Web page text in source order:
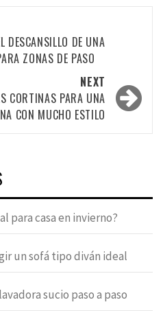
DESCANSILLO DE UNA
ZONAS DE PASO
NEXT
CORTINAS PARA UNA
CON MUCHO ESTILO
para casa en invierno?
un sofá tipo diván ideal
sucio paso a paso